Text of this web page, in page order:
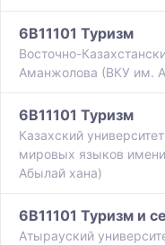
6B11101 Туризм
Восточно-
Аманжолова (ВКУ им.
6B11101 Туризм
Казахский
мировых языков
Абылай хана)
6B11101 Туризм и
Атырауский